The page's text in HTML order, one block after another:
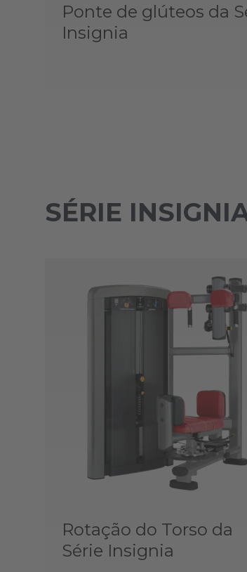
Ponte de glúteos da
Insignia
SÉRIE
Rotação do Torso da
Série Insignia